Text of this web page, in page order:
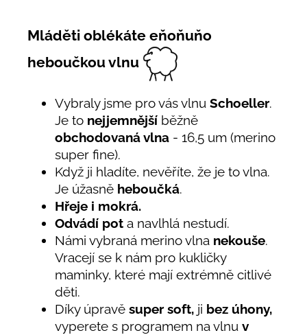
Mláděti oblékáte eňoňuňo
heboučkou vlnu
Vybraly jsme pro vás vlnu Schoeller.
Je to nejjemnější běžně
obchodovaná vlna - 16,5 um (merino
super fine).
Když ji hladíte, nevěříte, že je to vlna.
Je úžasně heboučká.
Hřeje i mokrá.
Odvádí pot a navlhlá nestudí.
Námi vybraná merino vlna nekouše.
Vracejí se k nám pro kukličky
maminky, které mají extrémně citlivé
děti.
Díky úpravě super soft, ji bez úhony,
vyperete s programem na vlnu v